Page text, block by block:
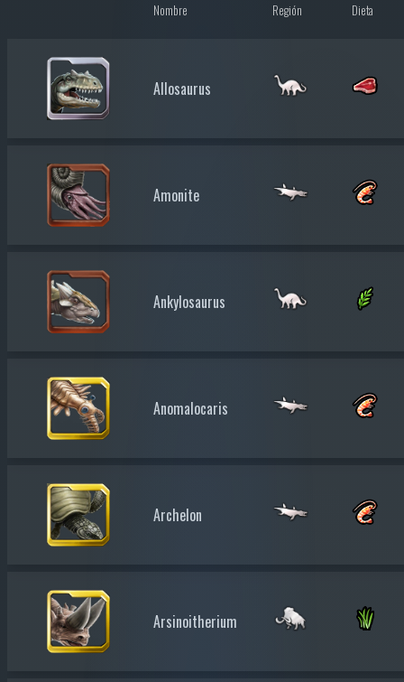
Nombre Región Dieta
Allosaurus
Amonite
Ankylosaurus
Anomalocaris
Archelon
Arsinoitherium